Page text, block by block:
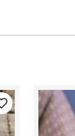
(4-veis stretch)